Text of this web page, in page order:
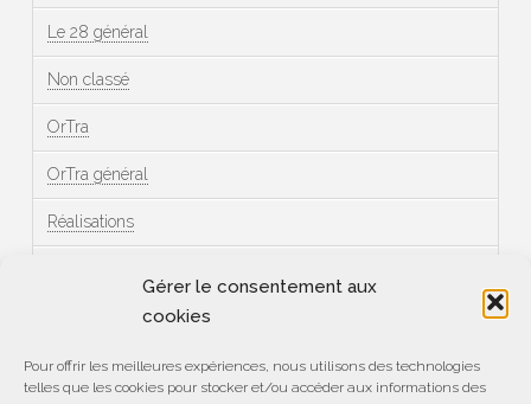
Gérer le consentement aux
cookies
Pour offrir les meilleures expériences, nous utilisons des technologies
telles que les cookies pour stocker et/ou accéder aux informations des
Le 28 général
Non classé
OrTra
OrTra général
Réalisations
Méta